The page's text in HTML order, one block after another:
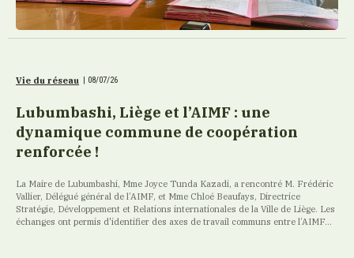
Vie du réseau | 08/07/26
Lubumbashi, Liège et l’AIMF : une
dynamique commune de coopération
renforcée !
La Maire de Lubumbashi, Mme Joyce Tunda Kazadi, a rencontré M. Frédéric
Vallier, Délégué général de l’AIMF, et Mme Chloé Beaufays, Directrice
Stratégie, Développement et Relations internationales de la Ville de Liège. Les
échanges ont permis d'identifier des axes de travail communs entre l’AIMF...